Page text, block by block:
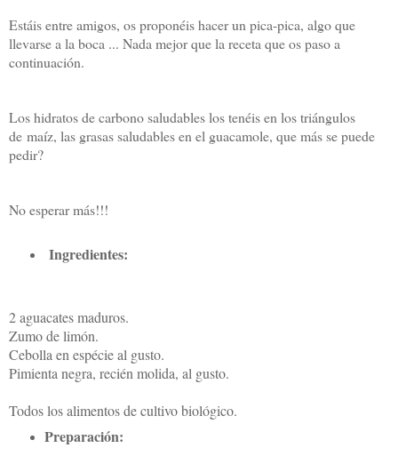
Estáis entre amigos, os proponéis hacer un pica-pica, algo que
llevarse a la boca ... Nada mejor que la receta que os paso a
continuación.
Los hidratos de carbono saludables los tenéis en los triángulos
de maíz, las grasas saludables en el guacamole, que más se puede
pedir?
No esperar más!!!
Ingredientes:
2 aguacates maduros.
Zumo de limón.
Cebolla en espécie al gusto.
Pimienta negra, recién molida, al gusto.
Todos los alimentos de cultivo biológico.
Preparación: